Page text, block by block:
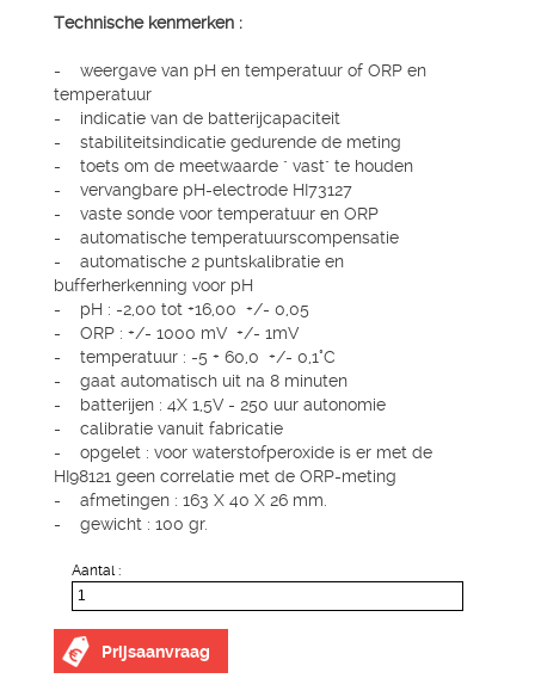
Technische kenmerken :
- weergave van pH en temperatuur of ORP en
temperatuur
- indicatie van de batterijcapaciteit
- stabiliteitsindicatie gedurende de meting
- toets om de meetwaarde " vast" te houden
- vervangbare pH-electrode HI73127
- vaste sonde voor temperatuur en ORP
- automatische temperatuurscompensatie
- automatische 2 puntskalibratie en
bufferherkenning voor pH
- pH : -2,00 tot +16,00 +/- 0,05
- ORP : +/- 1000 mV +/- 1mV
- temperatuur : -5 + 60,0 +/- 0,1°C
- gaat automatisch uit na 8 minuten
- batterijen : 4X 1,5V - 250 uur autonomie
- calibratie vanuit fabricatie
- opgelet : voor waterstofperoxide is er met de
HI98121 geen correlatie met de ORP-meting
- afmetingen : 163 X 40 X 26 mm.
- gewicht : 100 gr.
Aantal :
Prijsaanvraag